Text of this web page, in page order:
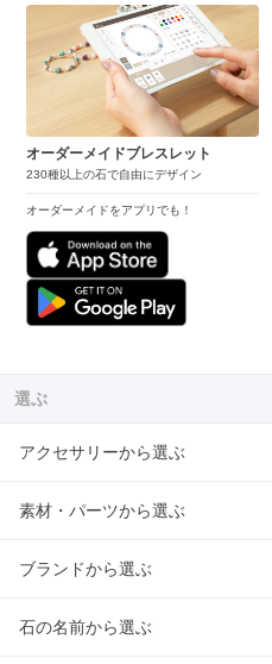
オーダーメイドブレスレット
230種以上の石で自由にデザイン
オーダーメイドをアプリでも！
選ぶ
アクセサリーから選ぶ
素材・パーツから選ぶ
ブランドから選ぶ
石の名前から選ぶ